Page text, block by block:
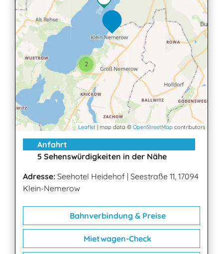
2
Leaflet | map data © OpenStreetMap contributors
Anfahrt
5 Sehenswürdigkeiten in der Nähe
Adresse: Seehotel Heidehof | Seestraße 11, 17094
Klein-Nemerow
Bahnverbindung & Preise
Mietwagen-Check